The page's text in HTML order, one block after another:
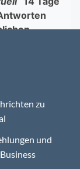
zu
und